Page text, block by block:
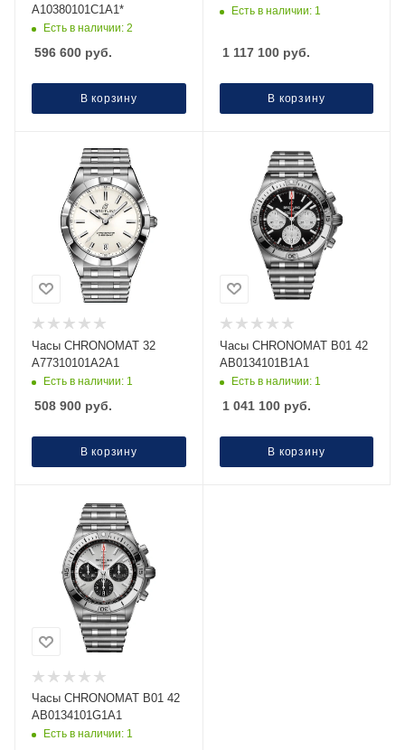
A10380101C1A1*
Есть в наличии: 2
596 600 руб.
В корзину
Есть в наличии: 1
1 117 100руб.
В корзину
Часы CHRONOMAT 32
A77310101A2A1
Есть в наличии: 1
508 900 руб.
В корзину
Часы CHRONOMAT B01 42
AB0134101B1A1
Есть в наличии: 1
1 041 100руб.
В корзину
Часы CHRONOMAT B01 42
AB0134101G1A1
Есть в наличии: 1